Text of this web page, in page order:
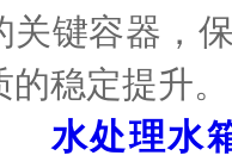
关键容器，
稳定提升。
水处理水